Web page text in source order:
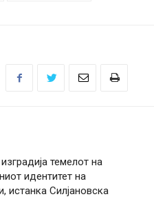
темелот на
идентитет на
истанка Силјановска